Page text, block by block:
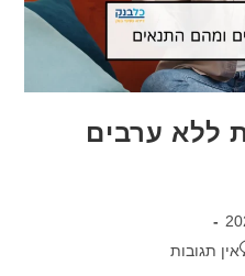
ללא ערבים
אין תגובות